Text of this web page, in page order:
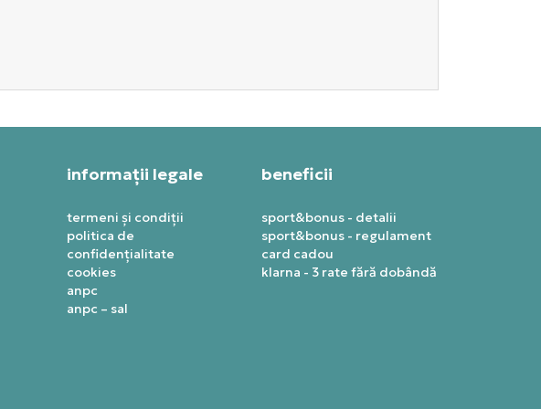
informații legale
termeni și condiții
politica de
confidențialitate
cookies
anpc
anpc – sal
beneficii
sport&bonus - detalii
sport&bonus - regulament
card cadou
klarna - 3 rate fără dobândă